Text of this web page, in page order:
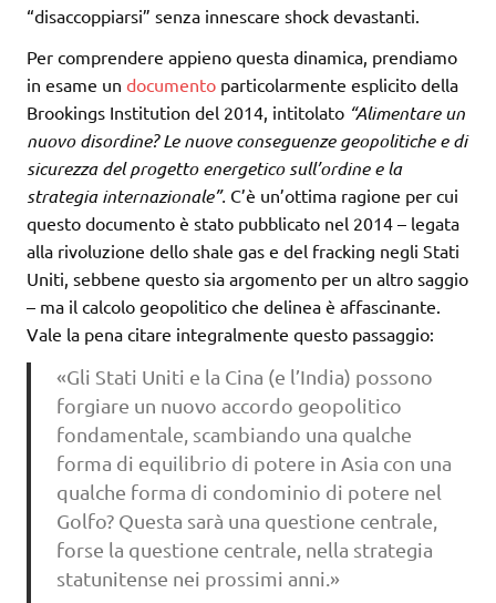
“disaccoppiarsi” senza innescare shock devastanti.
Per comprendere appieno questa dinamica, prendiamo
in esame un documento particolarmente esplicito della
Brookings Institution del 2014, intitolato “Alimentare un
nuovo disordine? Le nuove conseguenze geopolitiche e di
sicurezza del progetto energetico sull’ordine e la
strategia internazionale”. C’è un’ottima ragione per cui
questo documento è stato pubblicato nel 2014 – legata
alla rivoluzione dello shale gas e del fracking negli Stati
Uniti, sebbene questo sia argomento per un altro saggio
– ma il calcolo geopolitico che delinea è affascinante.
Vale la pena citare integralmente questo passaggio:
«Gli Stati Uniti e la Cina (e l’India) possono
forgiare un nuovo accordo geopolitico
fondamentale, scambiando una qualche
forma di equilibrio di potere in Asia con una
qualche forma di condominio di potere nel
Golfo? Questa sarà una questione centrale,
forse la questione centrale, nella strategia
statunitense nei prossimi anni.»